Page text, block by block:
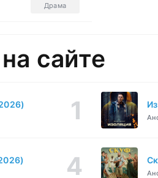
Драма
сайте